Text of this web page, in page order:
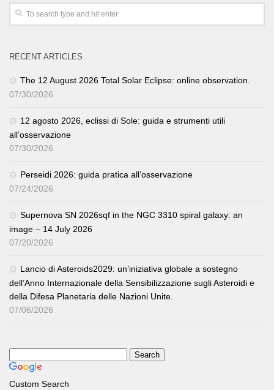
RECENT ARTICLES
The 12 August 2026 Total Solar Eclipse: online observation.
07/30/2026
12 agosto 2026, eclissi di Sole: guida e strumenti utili
all’osservazione
07/30/2026
Perseidi 2026: guida pratica all’osservazione
07/24/2026
Supernova SN 2026sqf in the NGC 3310 spiral galaxy: an
image – 14 July 2026
07/20/2026
Lancio di Asteroids2029: un’iniziativa globale a sostegno
dell’Anno Internazionale della Sensibilizzazione sugli Asteroidi e
della Difesa Planetaria delle Nazioni Unite.
07/06/2026
Custom Search